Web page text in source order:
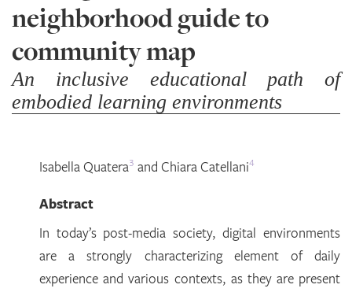
neighborhood guide to
community map
An inclusive educational path of
embodied learning environments
IsabellaQuatera3 andChiaraCatellani4
Abstract
In today’s post-media society, digital environments
are a strongly characterizing element of daily
experience and various contexts, as they are present